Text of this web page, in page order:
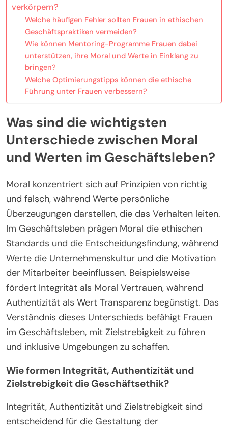
verkörpern?
Welche häufigen Fehler sollten Frauen in ethischen
Geschäftspraktiken vermeiden?
Wie können Mentoring-Programme Frauen dabei
unterstützen, ihre Moral und Werte in Einklang zu
bringen?
Welche Optimierungstipps können die ethische
Führung unter Frauen verbessern?
Was sind die wichtigsten
Unterschiede zwischen Moral
und Werten im Geschäftsleben?
Moral konzentriert sich auf Prinzipien von richtig
und falsch, während Werte persönliche
Überzeugungen darstellen, die das Verhalten leiten.
Im Geschäftsleben prägen Moral die ethischen
Standards und die Entscheidungsfindung, während
Werte die Unternehmenskultur und die Motivation
der Mitarbeiter beeinflussen. Beispielsweise
fördert Integrität als Moral Vertrauen, während
Authentizität als Wert Transparenz begünstigt. Das
Verständnis dieses Unterschieds befähigt Frauen
im Geschäftsleben, mit Zielstrebigkeit zu führen
und inklusive Umgebungen zu schaffen.
Wie formen Integrität, Authentizität und
Zielstrebigkeit die Geschäftsethik?
Integrität, Authentizität und Zielstrebigkeit sind
entscheidend für die Gestaltung der